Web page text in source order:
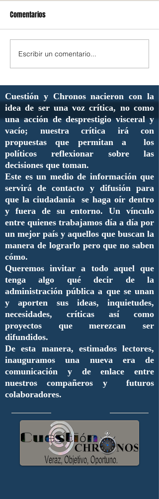
Comentarios
Escribir un comentario...
Cuestión y Chronos nacieron con la
idea de ser una voz crítica, no como
una acción de desprestigio visceral y
vacío; nuestra crítica irá con
propuestas que permitan a los
políticos reflexionar sobre las
decisiones que toman.
Este es un medio de información que
servirá de contacto y difusión para
que la ciudadanía se haga oír dentro
y fuera de su entorno. Un vínculo
entre quienes trabajamos día a día por
un mejor país y aquellos que buscan la
manera de lograrlo pero que no saben
cómo.
Queremos invitar a todo aquel que
tenga algo qué decir de la
administración pública a que se unan
y aporten sus ideas, inquietudes,
necesidades, críticas así como
proyectos que merezcan ser
difundidos.
De esta manera, estimados lectores,
inauguramos una nueva era de
comunicación y de enlace entre
nuestros compañeros y futuros
colaboradores.